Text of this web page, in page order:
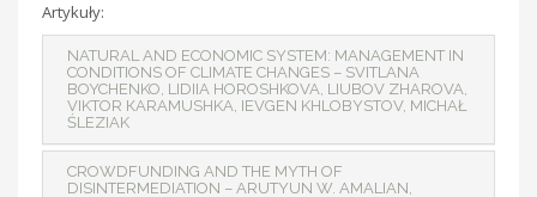
Artykuły:
NATURAL AND ECONOMIC SYSTEM: MANAGEMENT IN
CONDITIONS OF CLIMATE CHANGES – SVITLANA
BOYCHENKO, LIDIІA HOROSHKOVA, LIUBOV ZHAROVA,
VIKTOR КARAMUSHKA, IEVGEN KHLOBYSTOV, MICHAŁ
ŚLEZIAK
CROWDFUNDING AND THE MYTH OF
DISINTERMEDIATION – ARUTYUN W. AMALIAN,